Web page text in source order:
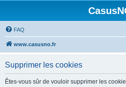
FAQ
www.casusno.fr
Supprimer les cookies
Êtes-vous sûr de vouloir supprimer les